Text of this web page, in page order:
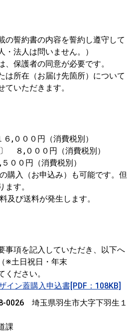
誓約書の内容を誓約し遵守して
・法人は問いません。）
保護者の同意が必要です。
所在（お届け先箇所）について
ていただきます。
,０００円（消費税別）
８,０００円（消費税別）
０円（消費税別）
入（お申込み）も可能です。但
ます。
び送料が発生します。
項を記入していただき、以下へ
※土日祝日・年末
ださい。
イン蓋購入申込書[PDF：108KB]
埼玉県羽生市大字下羽生１